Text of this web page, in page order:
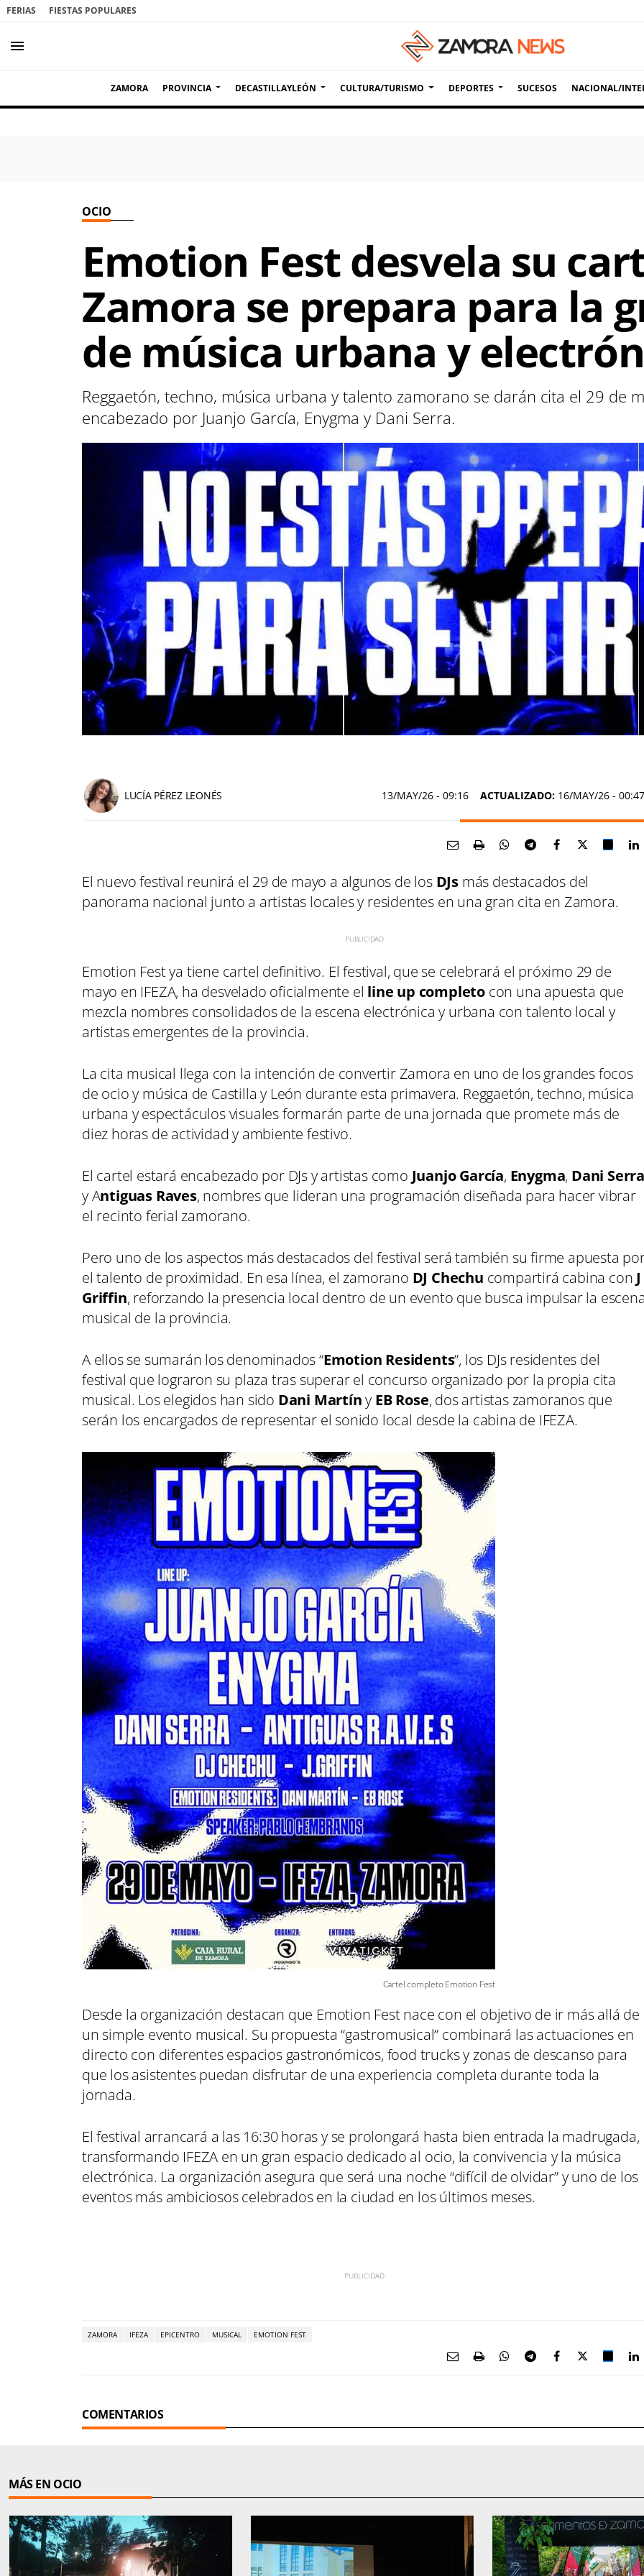
FERIAS FIESTAS POPULARES
menu
ZAMORA PROVINCIA DECASTILLAYLEÓN CULTURA/TURISMO DEPORTES SUCESOS NACIONAL/
OCIO
Emotion Fest desvela su
Zamora se prepara para la
de música urbana y
Reggaetón, techno, música urbana y talento zamorano se darán cita el 29 de
encabezado por Juanjo García, Enygma y Dani Serra.
LUCÍA PÉREZ LEONÉS 13/MAY/26 - 09:16 ACTUALIZADO: 16/MAY/26 - 00:47
El nuevo festival reunirá el 29 de mayo a algunos de los DJs más destacados del
panorama nacional junto a artistas locales y residentes en una gran cita en Zamora.
Emotion Fest ya tiene cartel definitivo. El festival, que se celebrará el próximo 29 de
mayo en IFEZA, ha desvelado oficialmente el line up completo con una apuesta que
mezcla nombres consolidados de la escena electrónica y urbana con talento local y
artistas emergentes de la provincia.
La cita musical llega con la intención de convertir Zamora en uno de los grandes focos
de ocio y música de Castilla y León durante esta primavera. Reggaetón, techno, música
urbana y espectáculos visuales formarán parte de una jornada que promete más de
diez horas de actividad y ambiente festivo.
El cartel estará encabezado por DJs y artistas como Juanjo García, Enygma, Dani
y Antiguas Raves, nombres que lideran una programación diseñada para hacer vibrar
el recinto ferial zamorano.
Pero uno de los aspectos más destacados del festival será también su firme apuesta
el talento de proximidad. En esa línea, el zamorano DJ Chechu compartirá cabina con J
Griffin, reforzando la presencia local dentro de un evento que busca impulsar la
musical de la provincia.
A ellos se sumarán los denominados “Emotion Residents”, los DJs residentes del
festival que lograron su plaza tras superar el concurso organizado por la propia cita
musical. Los elegidos han sido Dani Martíny EB Rose, dos artistas zamoranos que
serán los encargados de representar el sonido local desde la cabina de IFEZA.
Cartel completo Emotion Fest
Desde la organización destacan que Emotion Fest nace con el objetivo de ir más allá de
un simple evento musical. Su propuesta “gastromusical” combinará las actuaciones en
directo con diferentes espacios gastronómicos, food trucks y zonas de descanso para
que los asistentes puedan disfrutar de una experiencia completa durante toda la
jornada.
El festival arrancará a las 16:30 horas y se prolongará hasta bien entrada la madrugada,
transformando IFEZA en un gran espacio dedicado al ocio, la convivencia y la música
electrónica. La organización asegura que será una noche “difícil de olvidar” y uno de los
eventos más ambiciosos celebrados en la ciudad en los últimos meses.
ZAMORA IFEZA EPICENTRO MUSICAL EMOTION FEST
COMENTARIOS
MÁS EN OCIO